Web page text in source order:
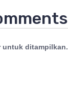
untuk ditampilkan.